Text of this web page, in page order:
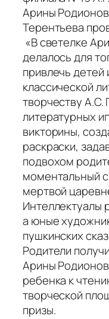
Арины
Терентьева
«В светелке
делалось для
привлечь детей
классической
творчеству
литературных
викторины,
раскраски,
подвохом
моментальный
мертвой
Интеллектуалы
а юные
пушкинских
Родители
Арины
ребенка к
творческой
призы.